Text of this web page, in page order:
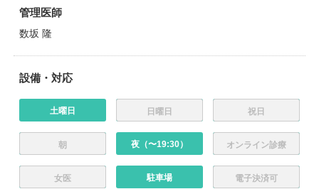
管理医師
数坂 隆
設備・対応
土曜日 日曜日 祝日
朝 夜（〜19:30） オンライン診療
女医 駐車場 電子決済可